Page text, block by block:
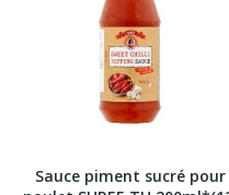
Sauce piment sucré pour